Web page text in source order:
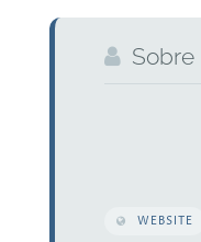
Sobre
WEBSITE